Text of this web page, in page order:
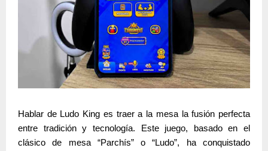
Hablar de Ludo King es traer a la mesa la fusión perfecta
entre tradición y tecnología. Este juego, basado en el
clásico de mesa “Parchís” o “Ludo”, ha conquistado